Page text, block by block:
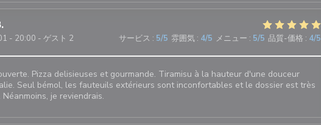
- 20:00 - ゲスト 2 サービス : 5/5 雰囲気: 4/5 メニュー : 5/5 品質-価格 : 4/5
Pizza delisieuses et gourmande. Tiramisu à la hauteur d'une douceur
Seul bémol, les fauteuils extérieurs sont inconfortables et le dossier est très
Néanmoins, je reviendrais.